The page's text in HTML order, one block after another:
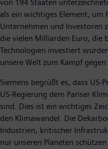
von 194 Staaten
als ein wichtiges Element, um
Unternehmen und Investoren
die vielen Milliarden Euro, die
Technologien investiert
unsere Welt zum Kampf
Siemens begrüßt es, dass US-
US-Regierung dem Pariser
sind. Dies ist ein wichtiges
den Klimawandel. Die
Industrien, kritischer
nur unseren Planeten